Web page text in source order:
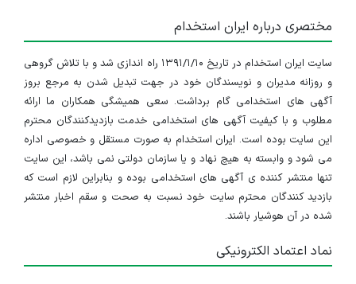
مختصری درباره ایران استخدام
سایت ایران استخدام در تاریخ ۱۳۹۱/۱/۱۰ راه اندازی شد و با تلاش گروهی
و روزانه مدیران و نویسندگان خود در جهت تبدیل شدن به مرجع بروز
آگهی های استخدامی گام برداشت. سعی همیشگی همکاران ما ارائه
مطلوب و با کیفیت آگهی های استخدامی خدمت بازدیدکنندگان محترم
این سایت بوده است. ایران استخدام به صورت مستقل و خصوصی اداره
می شود و وابسته به هیچ نهاد و یا سازمان دولتی نمی باشد، این سایت
تنها منتشر کننده ی آگهی های استخدامی بوده و بنابراین لازم است که
بازدید کنندگان محترم سایت خود نسبت به صحت و سقم اخبار منتشر
شده در آن هوشیار باشند.
نماد اعتماد الکترونیکی